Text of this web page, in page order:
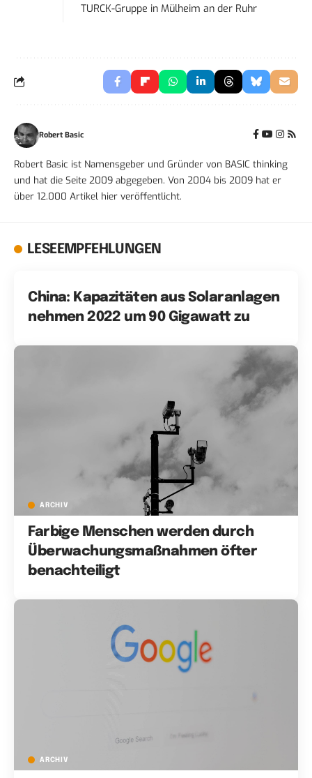
TURCK-Gruppe inMülheim an der Ruhr
Robert Basic
Robert Basic ist Namensgeber und Gründer von BASIC thinking
und hat die Seite 2009 abgegeben. Von 2004 bis 2009 hat er
über 12.000 Artikel hier veröffentlicht.
LESEEMPFEHLUNGEN
China: Kapazitäten aus Solaranlagen
nehmen 2022 um 90 Gigawatt zu
ARCHIV
Farbige Menschen werden durch
Überwachungsmaßnahmen öfter
benachteiligt
ARCHIV